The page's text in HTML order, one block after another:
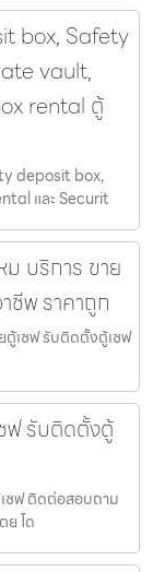
box, Safety
vault,
rental ตู้
deposit box,
และ Securit
ม บริการ ขาย
ชีพ ราคาถูก
ตู้เซฟ รับติดตั้งตู้เซฟ
ฟ รับติดตั้งตู้
ซฟ ติดต่อสอบถาม
ย โด